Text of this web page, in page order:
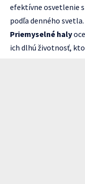
efektívne osvetlenie
podľa denného svetla.
Priemyselné haly
ich dlhú životnosť,